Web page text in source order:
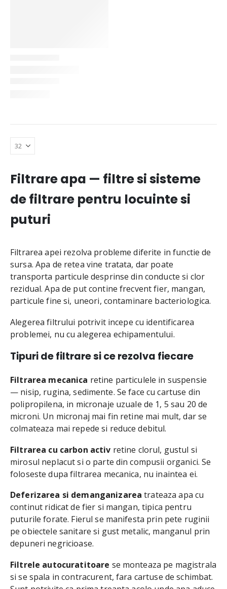
Filtrare apa — filtre si sisteme
de filtrare pentru locuinte si
puturi
Filtrarea apei rezolva probleme diferite in functie de
sursa. Apa de retea vine tratata, dar poate
transporta particule desprinse din conducte si clor
rezidual. Apa de put contine frecvent fier, mangan,
particule fine si, uneori, contaminare bacteriologica.
Alegerea filtrului potrivit incepe cu identificarea
problemei, nu cu alegerea echipamentului.
Tipuri de filtrare si ce rezolva fiecare
Filtrarea mecanica retine particulele in suspensie
— nisip, rugina, sedimente. Se face cu cartuse din
polipropilena, in micronaje uzuale de 1, 5 sau 20 de
microni. Un micronaj mai fin retine mai mult, dar se
colmateaza mai repede si reduce debitul.
Filtrarea cu carbon activ retine clorul, gustul si
mirosul neplacut si o parte din compusii organici. Se
foloseste dupa filtrarea mecanica, nu inaintea ei.
Deferizarea si demanganizarea trateaza apa cu
continut ridicat de fier si mangan, tipica pentru
puturile forate. Fierul se manifesta prin pete ruginii
pe obiectele sanitare si gust metalic, manganul prin
depuneri negricioase.
Filtrele autocuratitoare se monteaza pe magistrala
si se spala in contracurent, fara cartuse de schimbat.